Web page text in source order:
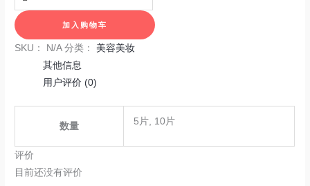
加入购物车
SKU： N/A 分类： 美容美妆
其他信息
用户评价 (0)
数量 5片, 10片
评价
目前还没有评价